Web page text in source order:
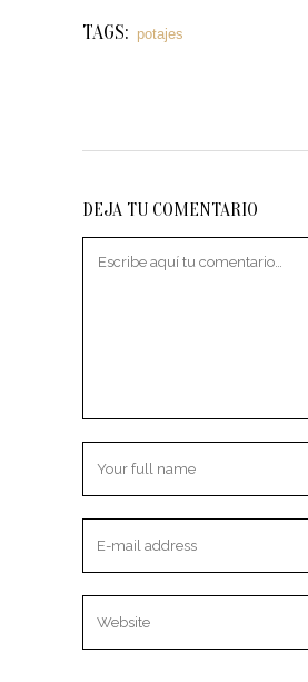
TAGS: potajes
DEJA TU COMENTARIO